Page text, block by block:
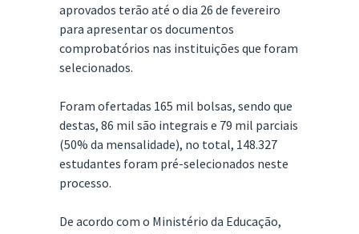
aprovados terão até o dia 26 de fevereiro
para apresentar os documentos
comprobatórios nas instituições que foram
selecionados.
Foram ofertadas 165 mil bolsas, sendo que
destas, 86 mil são integrais e 79 mil parciais
(50% da mensalidade), no total, 148.327
estudantes foram pré-selecionados neste
processo.
De acordo com o Ministério da Educação,